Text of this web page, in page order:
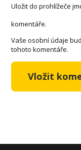
Uložit do prohlížeče
komentáře.
Vaše osobní údaje
tohoto komentáře.